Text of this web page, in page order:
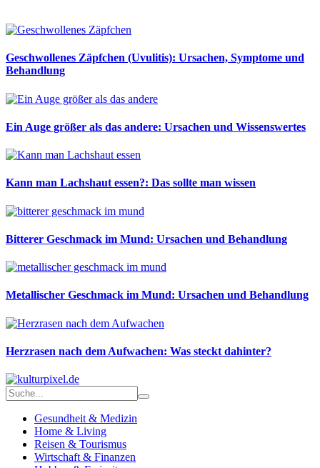
Geschwollenes Zäpfchen (Uvulitis): Ursachen, Symptome und
Behandlung
Ein Auge größer als das andere: Ursachen und Wissenswertes
Kann man Lachshaut essen?: Das sollte man wissen
Bitterer Geschmack im Mund: Ursachen und Behandlung
Metallischer Geschmack im Mund: Ursachen und Behandlung
Herzrasen nach dem Aufwachen: Was steckt dahinter?
Gesundheit & Medizin
Home & Living
Reisen & Tourismus
Wirtschaft & Finanzen